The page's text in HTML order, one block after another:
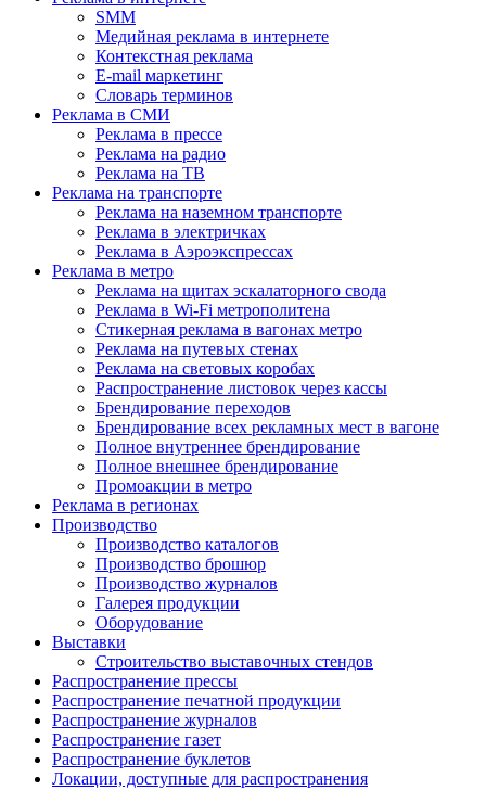
SMM
Медийная реклама в интернете
Контекстная реклама
E-mail маркетинг
Словарь терминов
Реклама в СМИ
Реклама в прессе
Реклама на радио
Реклама на ТВ
Реклама на транспорте
Реклама на наземном транспорте
Реклама в электричках
Реклама в Аэроэкспрессах
Реклама в метро
Реклама на щитах эскалаторного свода
Реклама в Wi-Fi метрополитена
Стикерная реклама в вагонах метро
Реклама на путевых стенах
Реклама на световых коробах
Распространение листовок через кассы
Брендирование переходов
Брендирование всех рекламных мест в вагоне
Полное внутреннее брендирование
Полное внешнее брендирование
Промоакции в метро
Реклама в регионах
Производство
Производство каталогов
Производство брошюр
Производство журналов
Галерея продукции
Оборудование
Выставки
Строительство выставочных стендов
Распространение прессы
Распространение печатной продукции
Распространение журналов
Распространение газет
Распространение буклетов
Локации, доступные для распространения